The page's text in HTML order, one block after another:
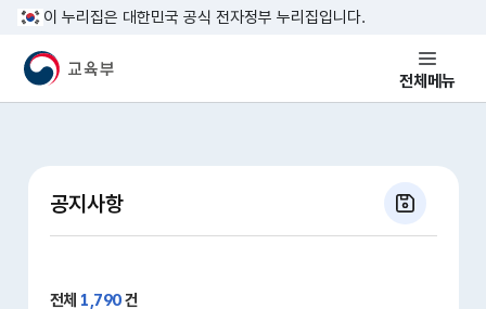
본문 바로가기
이 누리집은 대한민국 공식 전자정부 누리집입니다.
교육부 국민 메인홈페이지 전체메뉴
공지사항
전체 1,790건